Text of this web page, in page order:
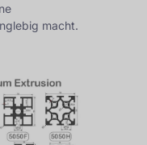
macht.